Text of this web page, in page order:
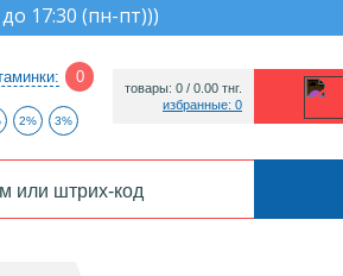
17:30 (пн-пт)))
0
2% 3%
товары: 0 / 0.00 тнг.
избранные: 0